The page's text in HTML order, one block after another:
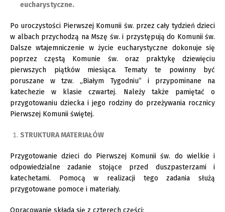
eucharystyczne.
Po uroczystości Pierwszej Komunii św. przez cały tydzień dzieci
w albach przychodzą na Mszę św. i przystępują do Komunii św.
Dalsze wtajemniczenie w życie eucharystyczne dokonuje się
poprzez częstą Komunie św. oraz praktykę dziewięciu
pierwszych piątków miesiąca. Tematy te powinny być
poruszane w tzw. „Białym Tygodniu” i przypominane na
katechezie w klasie czwartej. Należy także pamiętać o
przygotowaniu dziecka i jego rodziny do przeżywania rocznicy
Pierwszej Komunii świętej.
STRUKTURA MATERIAŁÓW
Przygotowanie dzieci do Pierwszej Komunii św. do wielkie i
odpowiedzialne zadanie stojące przed duszpasterzami i
katechetami. Pomocą w realizacji tego zadania służą
przygotowane pomoce i materiały.
Opracowanie składa się z czterech części: